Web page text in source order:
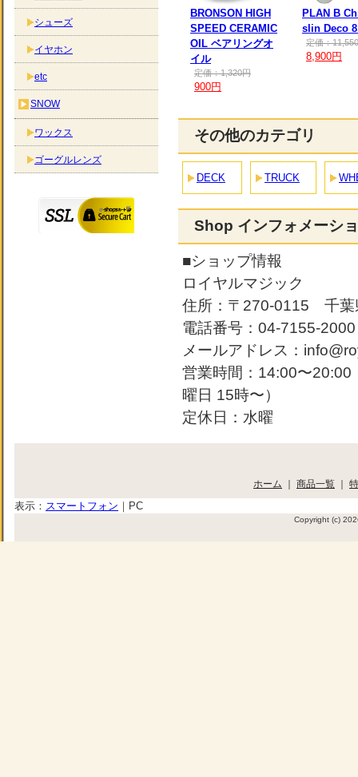
BRONSON HIGH
SPEED CERAMIC
OIL ベアリングオ
イル
定価：1,320円
900円
PLAN B
slin Deco
定価：
8,900円
その他のカテゴリ
DECK TRUCK
Shop インフォメーシ
■ショップ情報
ロイヤルマジック
住所：〒270-0115 千葉
電話番号：04-7155-2000
メールアドレス：
営業時間：14:00〜20:00
曜日 15時〜）
定休日：水曜
シューズ
イヤホン
etc
SNOW
ワックス
ゴーグルレンズ
ホーム ｜ 商品一覧 ｜
表示： スマートフォン ｜ PC
Copyright (c)